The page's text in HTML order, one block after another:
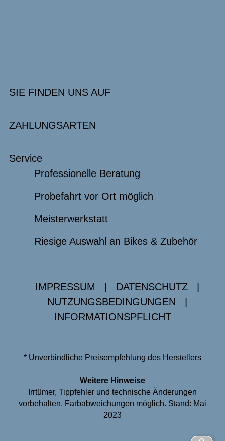
SIE FINDEN UNS AUF
ZAHLUNGSARTEN
Service
Professionelle Beratung
Probefahrt vor Ort möglich
Meisterwerkstatt
Riesige Auswahl an Bikes & Zubehör
IMPRESSUM DATENSCHUTZ
NUTZUNGSBEDINGUNGEN
INFORMATIONSPFLICHT
* Unverbindliche Preisempfehlung des Herstellers
Weitere Hinweise
Irrtümer, Tippfehler und technische Änderungen
vorbehalten. Farbabweichungen möglich. Stand: Mai
2023